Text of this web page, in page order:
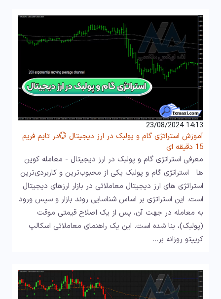
14:13 23/08/2024
آموزش استراتژی گام و پولبک در ارز دیجیتال 💮در تایم فریم
15 دقیقه ای
معرفی استراتژی گام و پولبک در ارز دیجیتال - معامله کوین
ها استراتژی گام و پولبک یکی از محبوب‌ترین و کاربردی‌ترین
استراتژی‌ های ارز دیجیتال معاملاتی در بازار ارزهای دیجیتال
است. این استراتژی بر اساس شناسایی روند بازار و سپس ورود
به معامله در جهت آن، پس از یک اصلاح قیمتی موقت
(پولبک)، بنا شده است. این یک راهنمای معاملاتی اسکالپ
کریپتو روزانه بر…